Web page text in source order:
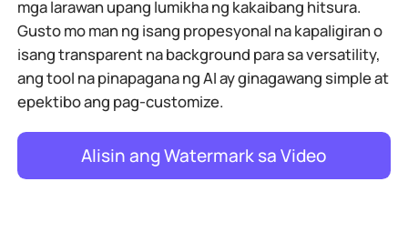
mga larawan upang lumikha ng kakaibang hitsura.
Gusto mo man ng isang propesyonal na kapaligiran o
isang transparent na background para sa versatility,
ang tool na pinapagana ng AI ay ginagawang simple at
epektibo ang pag-customize.
Alisin ang Watermark sa Video